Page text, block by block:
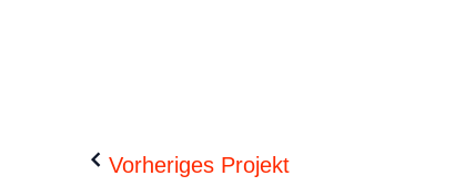
Vorheriges Projekt